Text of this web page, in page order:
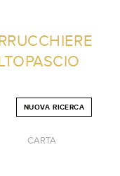
NUOVA RICERCA
CARTA